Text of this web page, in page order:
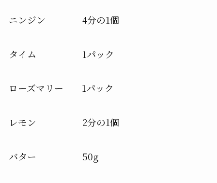
ニンジン 4分の1個
タイム 1パック
ローズマリー 1パック
レモン 2分の1個
バター 50g